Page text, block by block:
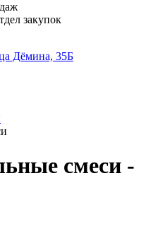
закупок
Дёмина, 35Б
смеси -